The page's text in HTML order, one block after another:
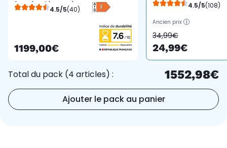
(2025) 55" (139 cm) 4K -
4.5/5(40)
1199,00€
4.5/5(108)
Ancien prix
34,99€
24,99€
Total du pack (4 articles) : 1552,98€
Ajouter le pack au panier